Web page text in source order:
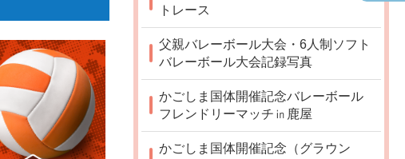
トレース
父親バレーボール大会・6人制ソフト
バレーボール大会記録写真
かごしま国体開催記念バレーボール
フレンドリーマッチ㏌鹿屋
かごしま国体開催記念（グラウン